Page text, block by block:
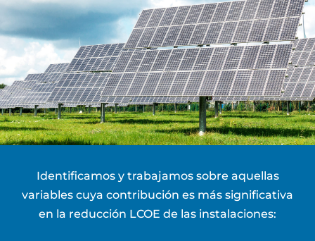
Identificamos y trabajamos sobre aquellas
variables cuya contribución es más significativa
en la reducción LCOE de las instalaciones: